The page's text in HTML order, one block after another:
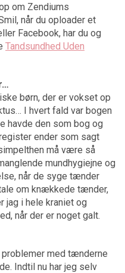
om Zendiums
når du oploader et
Facebook, har du og
Tandsundhed Uden
børn, der er vokset op
I hvert fald var bogen
havde den som bog og
ender som sagt
må være så
mundhygiejne og
når de syge tænder
om knækkede tænder,
jag i hele kraniet og
når der er noget galt.
med tænderne
Indtil nu har jeg selv